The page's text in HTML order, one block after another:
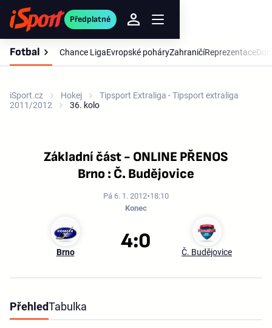
Předplatné
Fotbal Chance LigaEvropské poháryZahraničíReprezentace
iSport.cz Hokej
Tipsport Extraliga - Tipsport extraliga
2011/2012
36. kolo
Základní část - ONLINE PŘENOS
Brno : Č. Budějovice
Pá 6. 1. 2012 18:10
Konec
Brno Č. Budějovice
4:0
PřehledTabulka